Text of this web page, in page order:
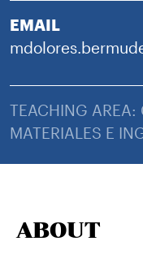
EMAIL
TEACHING AREA:
MATERIALES E
ABOUT